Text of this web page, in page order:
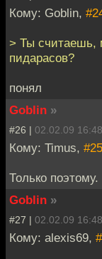
Кому: Goblin,
> Ты считаешь,
пидарасов?
понял
Goblin »
#26 | 02.02.09 16:48
Кому: Timus, #25
Только поэтому.
Goblin »
#27 | 02.02.09 16:48
Кому: alexis69,